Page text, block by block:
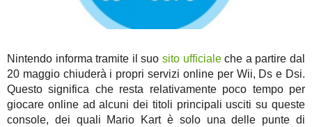
Nintendo informa tramite il suo sito ufficialeche a partire dal
20 maggio chiuderà i propri servizi online per Wii, Ds e Dsi.
Questo significa che resta relativamente poco tempo per
giocare online ad alcuni dei titoli principali usciti su queste
console, dei quali Mario Kart è solo una delle punte di